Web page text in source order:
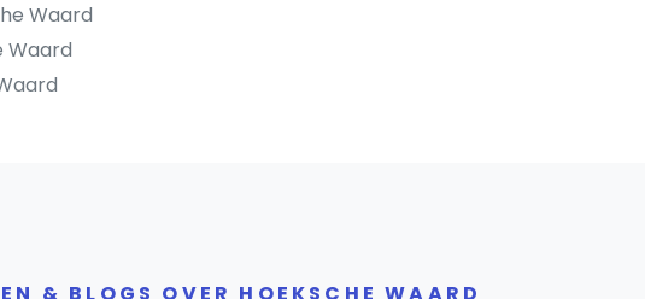
Waard
Waard